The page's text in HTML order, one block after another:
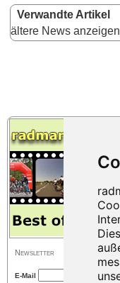
Verwandte Artikel
ältere News anzeigen
Newsletter
E-Mail